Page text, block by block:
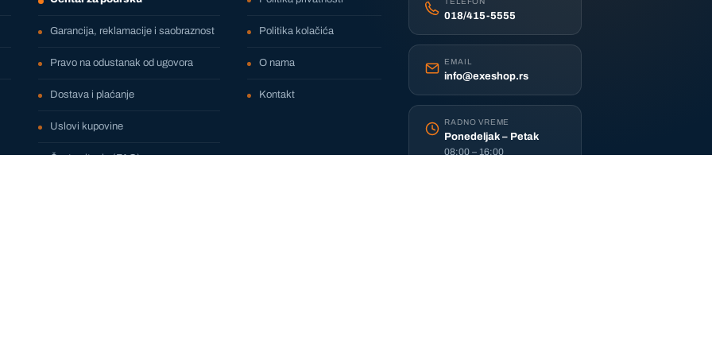
Garancija, reklamacije i saobraznost
Pravo na odustanak od ugovora
Dostava i plaćanje
Uslovi kupovine
Česta pitanja (FAQ)
Politika kolačića
O nama
Kontakt
018/415-5555
EMAIL
info@exeshop.rs
RADNO VREME
Ponedeljak – Petak
08:00 – 16:00